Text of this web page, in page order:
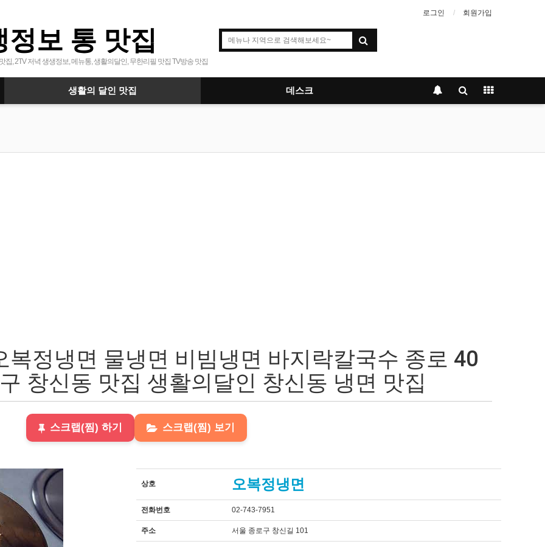
로그인 회원가입
정보 통 맛집
집, 2TV 저녁 생생정보, 메뉴통, 생활의달인, 무한리필 맛집 TV방송 맛집
생활의 달인 맛집 데스크
복정냉면 물냉면 비빔냉면 바지락칼국수 종로 40
창신동 맛집 생활의달인 창신동 냉면 맛집
스크랩(찜) 하기 스크랩(찜) 보기
상호 오복정냉면
전화번호 02-743-7951
주소 서울 종로구 창신길 101